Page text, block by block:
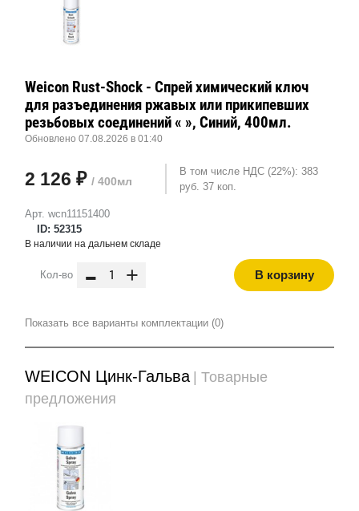
Арт. wcn11151400
ID: 52315
Weicon Rust-Shock - Спрей химический ключ
для разъединения ржавых или прикипевших
резьбовых соединений « », Синий, 400мл.
Обновлено 07.08.2026 в 01:40
2 126 ₽ / 400мл
В том числе НДС (22%): 383
руб. 37 коп.
В наличии на дальнем складе
Кол-во - + В корзину
Показать все варианты комплектации (0)
WEICON Цинк-Гальва
| Товарные
предложения